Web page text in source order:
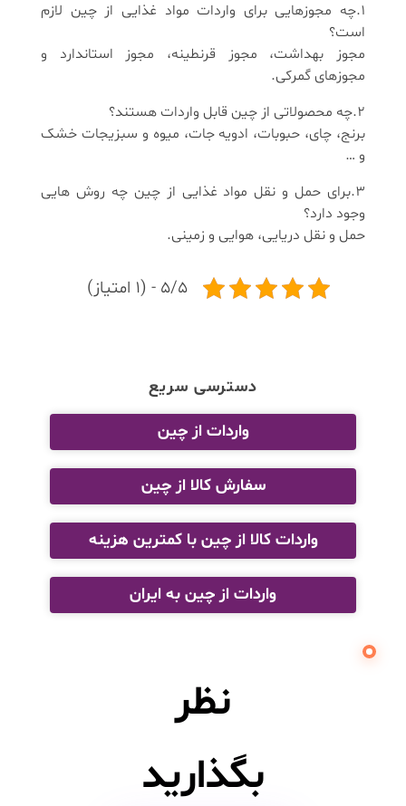
1.چه مجوزهایی برای واردات مواد غذایی از چین لازم
است؟
مجوز بهداشت، مجوز قرنطینه، مجوز استاندارد و
مجوزهای گمرکی.
2.چه محصولاتی از چین قابل واردات هستند؟
برنج، چای، حبوبات، ادویه جات، میوه و سبزیجات خشک
و …
3.برای حمل و نقل مواد غذایی از چین چه روش هایی
وجود دارد؟
حمل و نقل دریایی، هوایی و زمینی.
5/5 - (1 امتیاز)
دسترسی سریع
واردات از چین
سفارش کالا از چین
واردات کالا از چین با کمترین هزینه
واردات از چین به ایران
نظر
بگذارید